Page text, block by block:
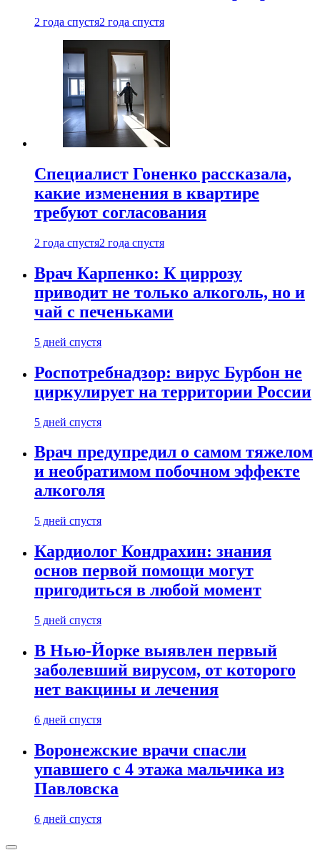
2 года спустя2 года спустя
Специалист Гоненко рассказала,
какие изменения в квартире
требуют согласования
2 года спустя2 года спустя
Врач Карпенко: К циррозу
приводит не только алкоголь, но и
чай с печеньками
5 дней спустя
Роспотребнадзор: вирус Бурбон не
циркулирует на территории России
5 дней спустя
Врач предупредил о самом тяжелом
и необратимом побочном эффекте
алкоголя
5 дней спустя
Кардиолог Кондрахин: знания
основ первой помощи могут
пригодиться в любой момент
5 дней спустя
В Нью-Йорке выявлен первый
заболевший вирусом, от которого
нет вакцины и лечения
6 дней спустя
Воронежские врачи спасли
упавшего с 4 этажа мальчика из
Павловска
6 дней спустя